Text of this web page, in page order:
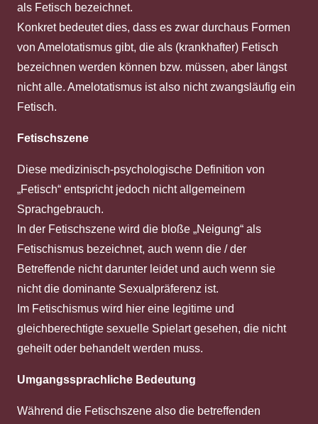
als Fetisch bezeichnet.
Konkret bedeutet dies, dass es zwar durchaus Formen
von Amelotatismus gibt, die als (krankhafter) Fetisch
bezeichnen werden können bzw. müssen, aber längst
nicht alle. Amelotatismus ist also nicht zwangsläufig ein
Fetisch.
Fetischszene
Diese medizinisch-psychologische Definition von
„Fetisch“ entspricht jedoch nicht allgemeinem
Sprachgebrauch.
In der Fetischszene wird die bloße „Neigung“ als
Fetischismus bezeichnet, auch wenn die / der
Betreffende nicht darunter leidet und auch wenn sie
nicht die dominante Sexualpräferenz ist.
Im Fetischismus wird hier eine legitime und
gleichberechtigte sexuelle Spielart gesehen, die nicht
geheilt oder behandelt werden muss.
Umgangssprachliche Bedeutung
Während die Fetischszene also die betreffenden